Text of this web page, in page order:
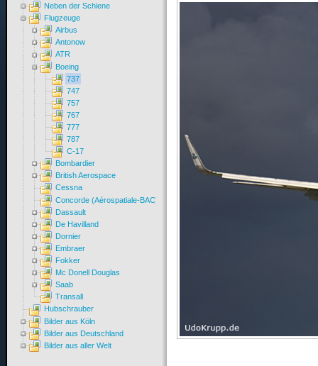
Neben der Schiene
Flugzeuge
Airbus
Antonow
ATR
Boeing
737
747
757
767
777
787
C-17
Bombardier
British Aerospace
Cessna
Concorde (Aérospatiale-BAC)
Dassault
De Havilland
Dornier
Embraer
Fokker
Mc Donell Douglas
Saab
Transall
Hubschrauber
Bilder aus Köln
Bilder aus Deutschland
Bilder aus aller Welt